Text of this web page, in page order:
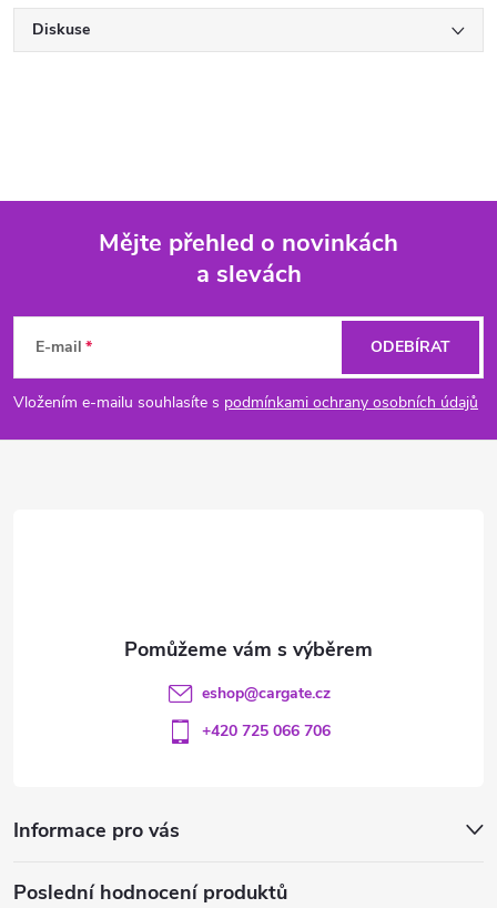
Diskuse
p
a
Mějte přehled o novinkách
a slevách
E-mail
Vložením e-mailu souhlasíte s podmínkami ochrany osobních údajů
ODEBÍRAT
Informace pro vás
Poslední hodnocení produktů
eshop@cargate.cz
+420 725 066 706